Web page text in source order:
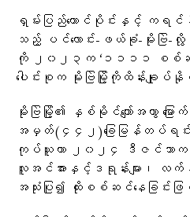
ရှမ်းပြည်တောင်ပိုင်းနှင့် ကရ
သည့် ပင်လောင်း-ဖယ်ခုံ-မိုးဗြဲ-လွိုင်က
ကို ၂၀၂၃က ‘၁၁၁၁ စစ်ဆ
ပေါင်းစုက မိုးဗြဲမြို့ကိုထိန်းချု
မိုးဗြဲမြို့၏ နှစ်မိုင်ကျော်အကွာ မြေ
အမှတ်(၄၄၂)ခြေမြန်တပ်ရ
ကုပ်ယူကာ ၂၀၂၄ ဒီဇင်ဘာ
လူအင်အားနှင့်ဒရုန်းများ၊ လ
အသုံးပြု၍ ထိုးစစ်ဆင်နေခြင်း